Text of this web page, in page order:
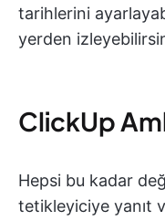
tarihlerini
yerden
ClickUp
Hepsi bu kadar
tetikleyiciye yanıt